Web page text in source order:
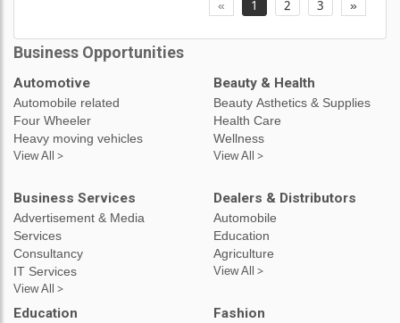
« 1 2 3 »
Business Opportunities
Automotive
Automobile related
Four Wheeler
Heavy moving vehicles
View All >
Beauty & Health
Beauty Asthetics & Supplies
Health Care
Wellness
View All >
Business Services
Advertisement & Media
Services
Consultancy
IT Services
View All >
Dealers & Distributors
Automobile
Education
Agriculture
View All >
Education Fashion